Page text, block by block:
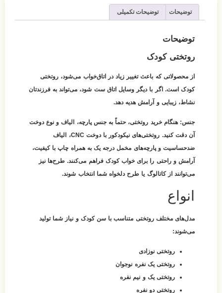
توضیحات توضیحات تکمیلی
توضیحات
روتختی کودک
از محصولاتی که باعث تغییر زیاد در اتاق‌خواب می‌شود، روتختی
کودک است. اگر با دیگر وسایل اتاق ست شود، می‌تواند به فرزندتان
نشاط، زیبایی و آرامش هدیه دهد.
جنس: هنگام خرید روتختی، حتماً به جنس پارچه، الیاف و نوع دوخت
آن دقت کنید. روتختی‌های نیکودکور با دوخت CNC، الیاف
ضدحساسیت و پارچه‌های مخمل درجه یک به همراه چاپ با کیفیت،
آرامش و راحتی را برای خواب کودک فراهم می‌کنند. طرح‌ها نیز
می‌توانند از کاتالوگ یا طرح دلخواه شما انتخاب شوند.
انواع
مدل‌های مختلف روتختی متناسب با سن کودک و نیاز شما تولید
می‌شوند:
روتختی نوزادی
روتختی یک نفره نوجوان
روتختی یک و نیم نفره
روتختی دو نفره